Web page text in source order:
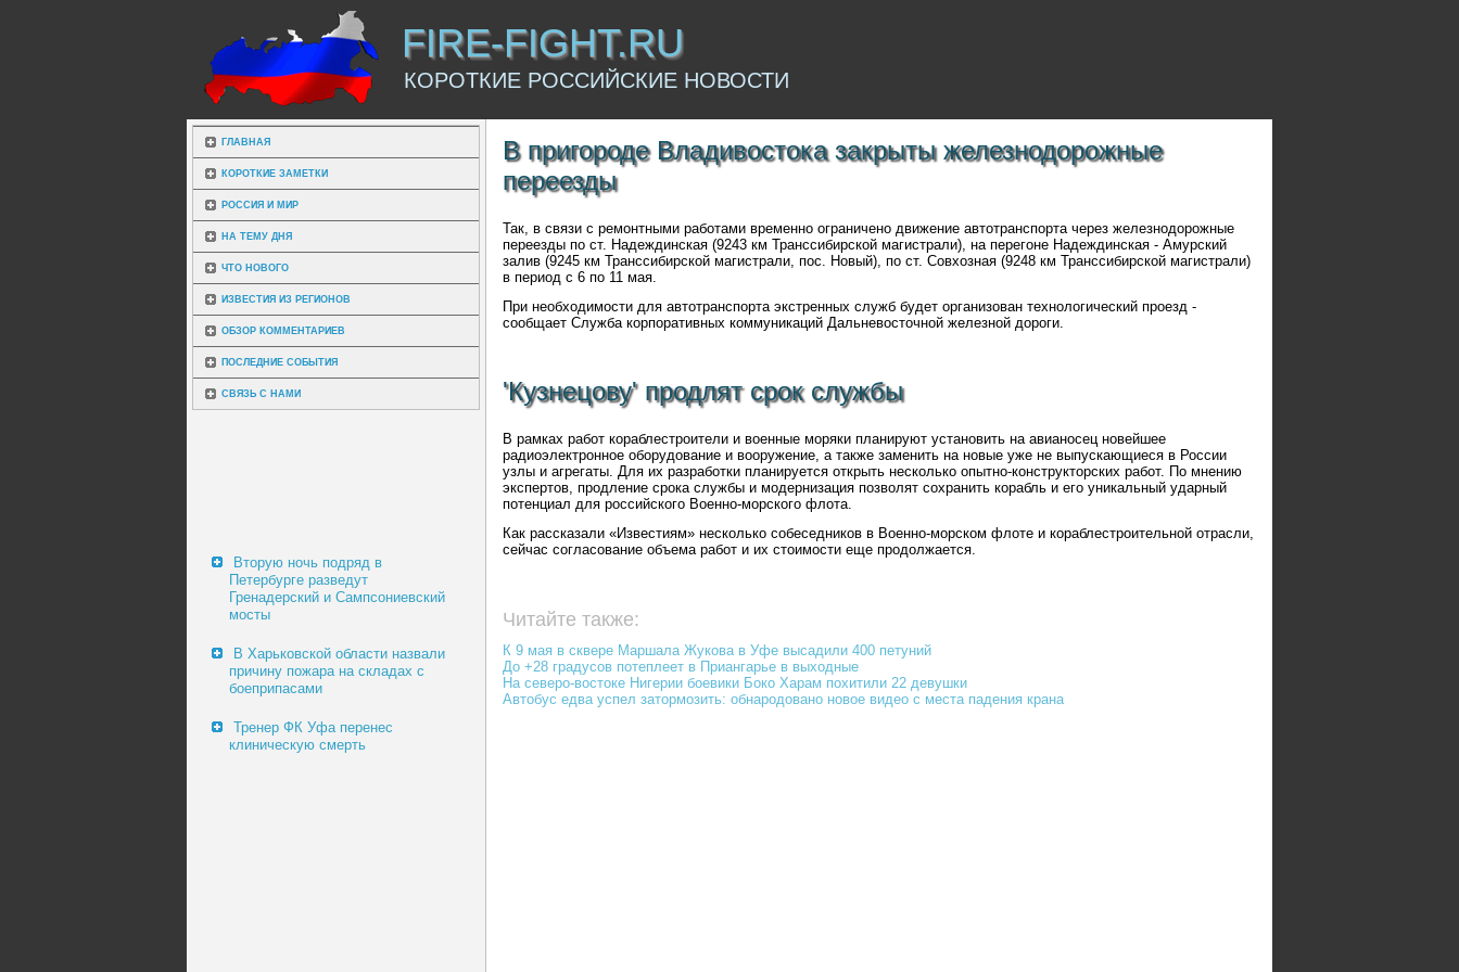
FIRE-FIGHT.RU
КОРОТКИЕ РОССИЙСКИЕ НОВОСТИ
ГЛАВНАЯ
КОРОТКИЕ ЗАМЕТКИ
РОССИЯ И МИР
НА ТЕМУ ДНЯ
ЧТО НОВОГО
ИЗВЕСТИЯ ИЗ РЕГИОНОВ
ОБЗОР КОММЕНТАРИЕВ
ПОСЛЕДНИЕ СОБЫТИЯ
СВЯЗЬ С НАМИ
Вторую ночь подряд в
Петербурге разведут
Гренадерский и Сампсониевский
мосты
В Харьковской области назвали
причину пожара на складах с
боеприпасами
Тренер ФК Уфа перенес
клиническую смерть
В пригороде Владивостока закрыты железнодорожные
переезды
Так, в связи с ремонтными работами временно ограничено движение автотранспорта через железнодорожные
переезды по ст. Надеждинская (9243 км Транссибирской магистрали), на перегоне Надеждинская - Амурский
залив (9245 км Транссибирской магистрали, пос. Новый), по ст. Совхозная (9248 км Транссибирской магистрали)
в период с 6 по 11 мая.
При необходимости для автотранспорта экстренных служб будет организован технологический проезд -
сообщает Служба корпоративных коммуникаций Дальневосточной железной дороги.
'Кузнецову' продлят срок службы
В рамках работ кораблестроители и военные моряки планируют установить на авианосец новейшее
радиоэлектронное оборудование и вооружение, а также заменить на новые уже не выпускающиеся в России
узлы и агрегаты. Для их разработки планируется открыть несколько опытно-конструкторских работ. По мнению
экспертов, продление срока службы и модернизация позволят сохранить корабль и его уникальный ударный
потенциал для российского Военно-морского флота.
Как рассказали «Известиям» несколько собеседников в Военно-морском флоте и кораблестроительной отрасли,
сейчас согласование объема работ и их стоимости еще продолжается.
Читайте также:
К 9 мая в сквере Маршала Жукова в Уфе высадили 400 петуний
До +28 градусов потеплеет в Приангарье в выходные
На северо-востоке Нигерии боевики Боко Харам похитили 22 девушки
Автобус едва успел затормозить: обнародовано новое видео с места падения крана